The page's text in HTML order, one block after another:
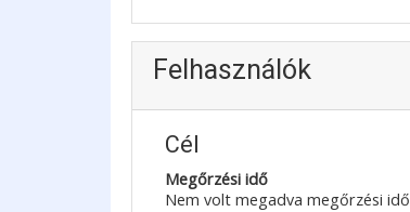
Felhasználók
Cél
Megőrzési idő
Nem volt megadva megőrzési idő